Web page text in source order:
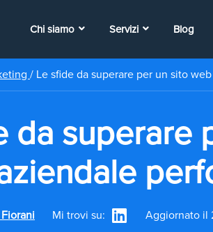
Chi siamo Servizi Blog
/ Le sfide da superare per un sito
da superare
Mi trovi su: Aggiornato il